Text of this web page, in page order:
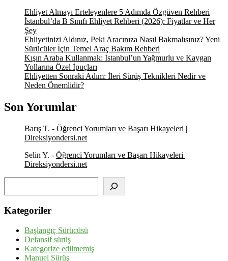
Ehliyet Almayı Erteleyenlere 5 Adımda Özgüven Rehberi
İstanbul’da B Sınıfı Ehliyet Rehberi (2026): Fiyatlar ve Her
Şey
Ehliyetinizi Aldınız, Peki Aracınıza Nasıl Bakmalısınız? Yeni
Sürücüler İçin Temel Araç Bakım Rehberi
Kışın Araba Kullanmak: İstanbul’un Yağmurlu ve Kaygan
Yollarına Özel İpuçları
Ehliyetten Sonraki Adım: İleri Sürüş Teknikleri Nedir ve
Neden Önemlidir?
Son Yorumlar
Barış T. - Öğrenci Yorumları ve Başarı Hikayeleri |
Direksiyondersi.net
Selin Y. - Öğrenci Yorumları ve Başarı Hikayeleri |
Direksiyondersi.net
Kategoriler
Başlangıç Sürücüsü
Defansif sürüş
Kategorize edilmemiş
Manuel Sürüş